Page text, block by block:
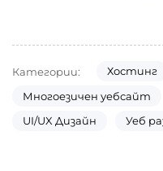
Категории: Хостинг
Многоезичен уебсайт
UI/UX Дизайн
Уеб